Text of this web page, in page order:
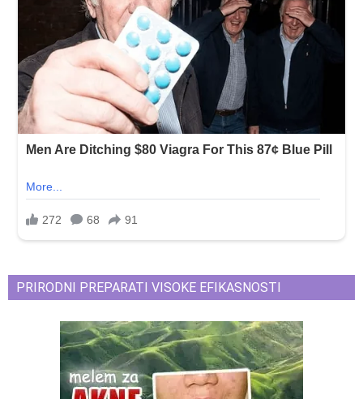
PRIRODNI PREPARATI VISOKE EFIKASNOSTI